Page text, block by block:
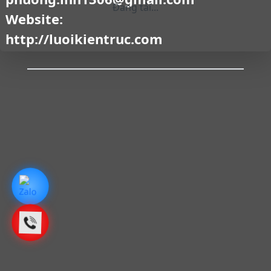
Website:
http://luoikientruc.com
Đang tải...